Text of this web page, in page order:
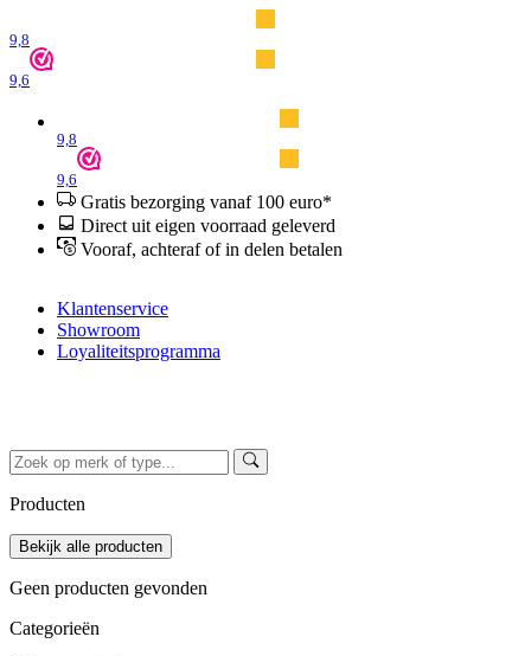
9,8
9,6
9,8
9,6
Gratis bezorging vanaf 100 euro*
Direct uit eigen voorraad geleverd
Vooraf, achteraf of in delen betalen
Klantenservice
Showroom
Loyaliteitsprogramma
Producten
Geen producten gevonden
Categorieën